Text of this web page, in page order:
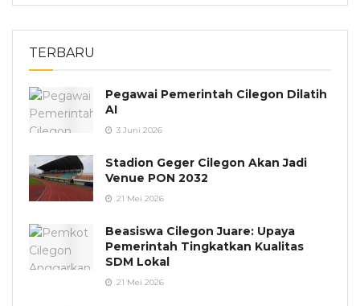
TERBARU
Pegawai Pemerintah Cilegon Dilatih
AI
3 Juni 2026
Stadion Geger Cilegon Akan Jadi
Venue PON 2032
21 Mei 2026
Beasiswa Cilegon Juare: Upaya
Pemerintah Tingkatkan Kualitas
SDM Lokal
21 Mei 2026